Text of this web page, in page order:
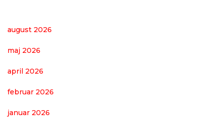
august 2026
maj 2026
april 2026
februar 2026
januar 2026